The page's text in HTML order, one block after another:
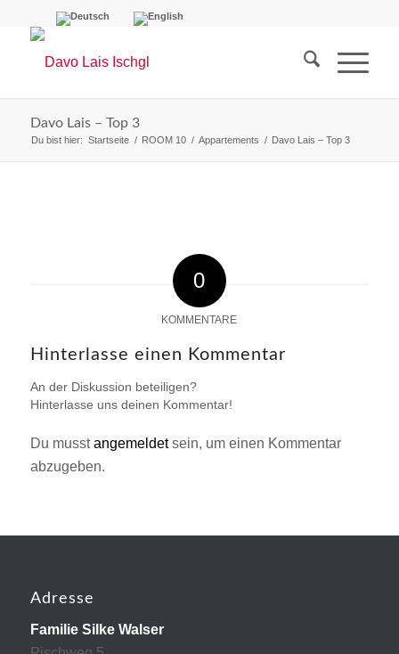
Davo Lais – Top 3
Du bist hier: Startseite / ROOM 10 / Appartements / Davo Lais – Top 3
0
KOMMENTARE
Hinterlasse einen Kommentar
An der Diskussion beteiligen?
Hinterlasse uns deinen Kommentar!
Du musstangemeldetsein, um einen Kommentar
abzugeben.
Adresse
Familie Silke Walser